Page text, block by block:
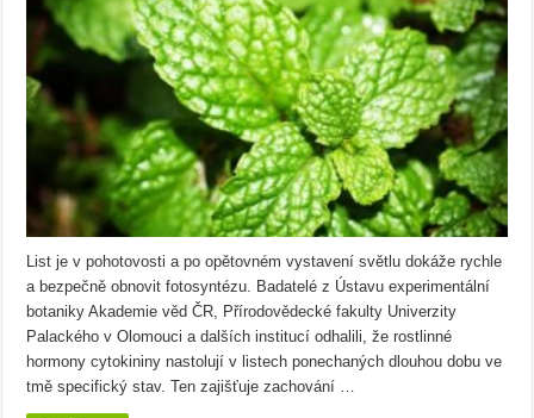
List je v pohotovosti a po opětovném vystavení světlu dokáže rychle
a bezpečně obnovit fotosyntézu. Badatelé z Ústavu experimentální
botaniky Akademie věd ČR, Přírodovědecké fakulty Univerzity
Palackého v Olomouci a dalších institucí odhalili, že rostlinné
hormony cytokininy nastolují v listech ponechaných dlouhou dobu ve
tmě specifický stav. Ten zajišťuje zachování …